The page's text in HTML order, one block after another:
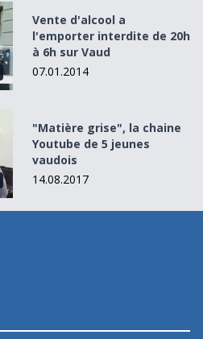
interdite de 20h
Vente d'alcool a
l'emporter interdite de 20h
à 6h sur Vaud
07.01.2014
la chaine Youtube de 5
"Matière grise", la chaine
Youtube de 5 jeunes
vaudois
14.08.2017